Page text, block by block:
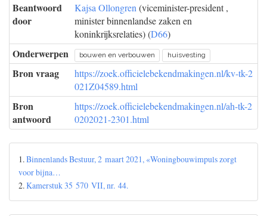
Beantwoord
door
Kajsa Ollongren (viceminister-president ,
minister binnenlandse zaken en
koninkrijksrelaties) (D66)
Onderwerpen bouwen en verbouwen huisvesting
Bron vraag
https://zoek.officielebekendmakingen.nl/kv-tk-2
021Z04589.html
Bron
antwoord
https://zoek.officielebekendmakingen.nl/ah-tk-2
0202021-2301.html
1.Binnenlands Bestuur, 2 maart 2021, «Woningbouwimpuls zorgt
voor bijna…
2.Kamerstuk 35 570 VII, nr. 44.